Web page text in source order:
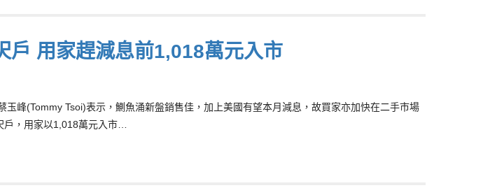
戶 用家趕減息前1,018萬元入市
玉峰(Tommy Tsoi)表示，鰂魚涌新盤銷售佳，加上美國有望本月減息，故買家亦加快在二手市場
，用家以1,018萬元入市…